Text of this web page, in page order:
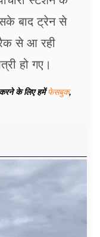
बाद ट्रेन से
से आ रही
हो गए।
के लिए हमेंफेसबुक,